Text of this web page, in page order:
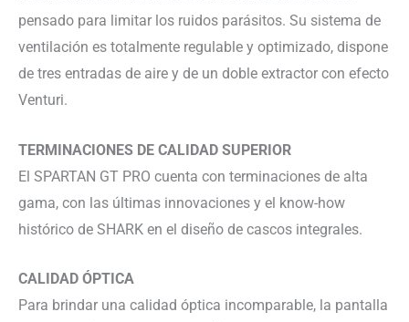
pensado para limitar los ruidos parásitos. Su sistema de
ventilación es totalmente regulable y optimizado, dispone
de tres entradas de aire y de un doble extractor con efecto
Venturi.
TERMINACIONES DE CALIDAD SUPERIOR
El SPARTAN GT PRO cuenta con terminaciones de alta
gama, con las últimas innovaciones y el know-how
histórico de SHARK en el diseño de cascos integrales.
CALIDAD ÓPTICA
Para brindar una calidad óptica incomparable, la pantalla